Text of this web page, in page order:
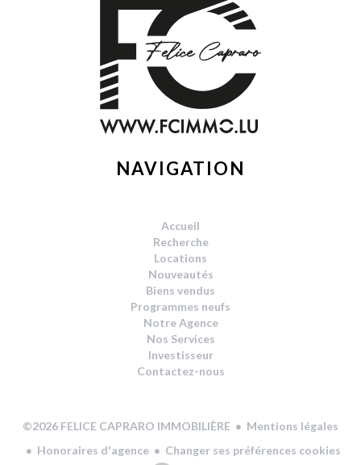
NAVIGATION
Accueil
Recherche
Locations
Nouveautés
Biens vendus
Programmes neufs
Notre Agence
Nos Services
Investisseur
Contactez-nous
©2026 FELICE CAPRARO IMMOBILIÈRE
Mentions légales
Honoraires d'agence
Changer ses préférences cookies